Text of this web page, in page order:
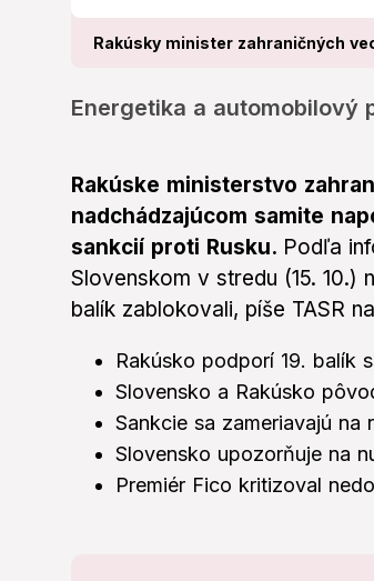
Rakúsky minister zahraničných
Energetika a automobilový
Rakúske ministerstvo
nadchádzajúcom samite
sankcií proti Rusku. Podľa
Slovenskom v stredu (15.
balík zablokovali, píše TASR
Rakúsko podporí 19. balík
Slovensko a Rakúsko
Sankcie sa zameriavajú
Slovensko upozorňuje na
Premiér Fico kritizoval